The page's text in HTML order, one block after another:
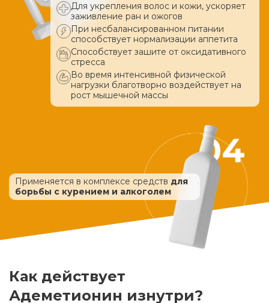
Для укрепления волос и кожи, ускоряет
заживление ран и ожогов
При несбалансированном питании
способствует нормализации аппетита
Способствует зашите от оксидативного
стресса
Во время интенсивной физической
нагрузки благотворно воздействует на
рост мышечной массы
Применяется в комплексе средств для
борьбы с курением и алкоголем
Как действует
Адеметионин изнутри?